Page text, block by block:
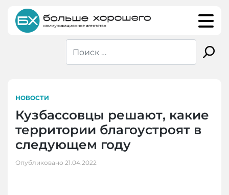
content
НОВОСТИ
Кузбассовцы решают, какие
территории благоустроят в
следующем году
Опубликовано 21.04.2022